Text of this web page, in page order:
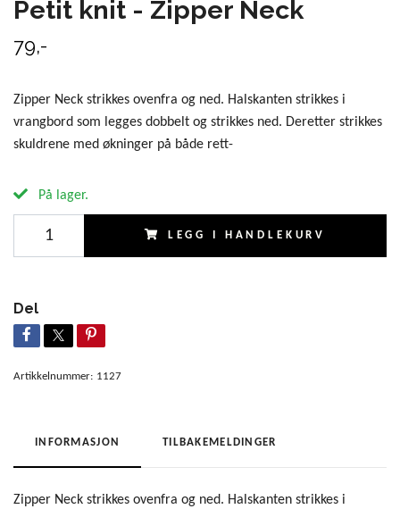
Petit knit - Zipper Neck
79,-
Zipper Neck strikkes ovenfra og ned. Halskanten strikkes i
vrangbord som legges dobbelt og strikkes ned. Deretter strikkes
skuldrene med økninger på både rett-
På lager.
LEGG I HANDLEKURV
Del
Artikkelnummer: 1127
INFORMASJON TILBAKEMELDINGER
Zipper Neck strikkes ovenfra og ned. Halskanten strikkes i